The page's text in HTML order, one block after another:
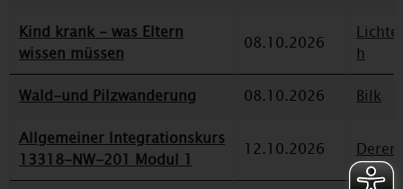
Kind krank - was Eltern
wissen müssen
08.10.2026
h
Wald-und Pilzwanderung
08.10.2026
Bilk
Allgemeiner Integrationskurs
13318-NW-201 Modul 1
12.10.2026